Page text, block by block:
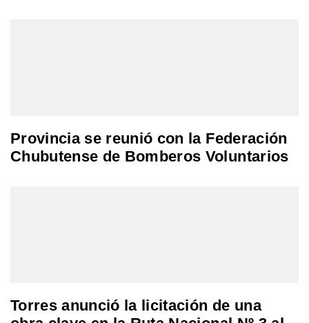
Provincia se reunió con la Federación
Chubutense de Bomberos Voluntarios
Torres anunció la licitación de una